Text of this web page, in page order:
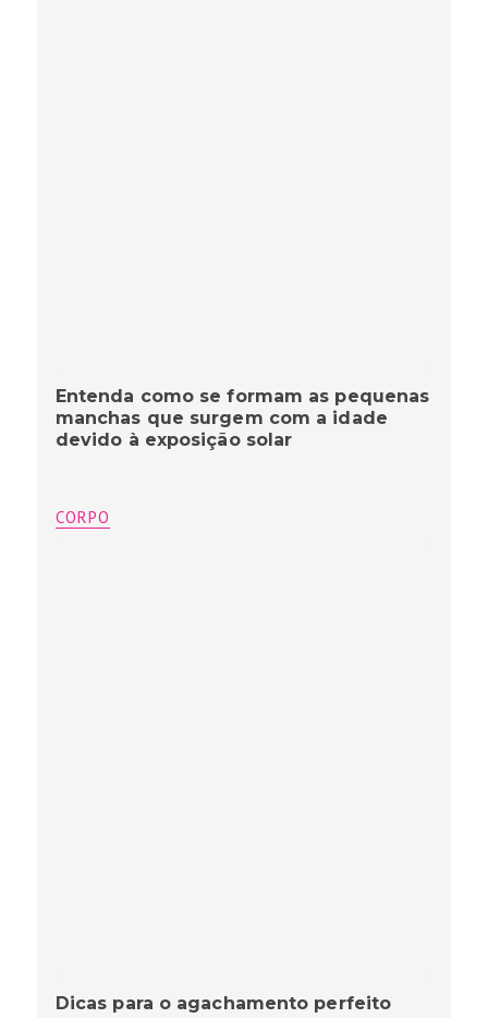
Entenda como se formam as pequenas
manchas que surgem com a idade
devido à exposição solar
CORPO
Dicas para o agachamento perfeito